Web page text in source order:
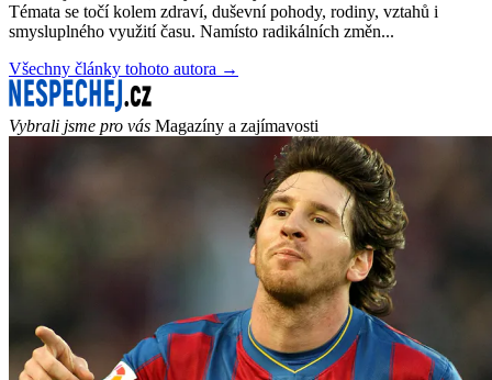
Témata se točí kolem zdraví, duševní pohody, rodiny, vztahů i
smysluplného využití času. Namísto radikálních změn...
Všechny články tohoto autora →
Vybrali jsme pro vás Magazíny a zajímavosti